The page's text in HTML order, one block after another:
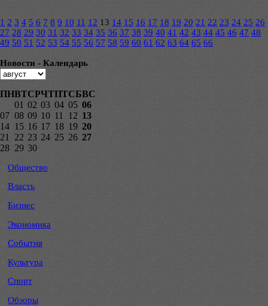
1 2 3 4 5 6 7 8 9 10 11 12 13 14 15 16 17 18 19 20 21 22 23 24 25 26
27 28 29 30 31 32 33 34 35 36 37 38 39 40 41 42 43 44 45 46 47 48
49 50 51 52 53 54 55 56 57 58 59 60 61 62 63 64 65 66
Новости - Календарь
ПНВТСРЧТПТСБВС
01 02 03 04 05 06
07 08 09 10 11 12 13
14 15 16 17 18 19 20
21
22 23 24 25 26 27
28 29 30
Общество
Власть
Бизнес
Экономика
События
Культура
Спорт
Обзоры